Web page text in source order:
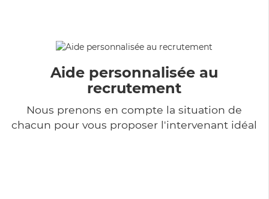
Aide personnalisée au
recrutement
Nous prenons en compte la situation de
chacun pour vous proposer l'intervenant idéal